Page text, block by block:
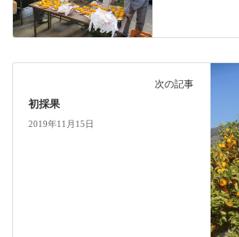
次の記事
初採果
2019年11月15日